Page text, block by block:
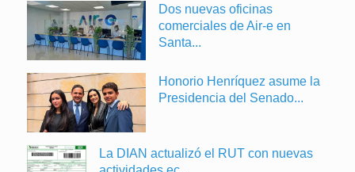
Dos nuevas oficinas
comerciales de Air-e en
Santa...
Honorio Henríquez asume la
Presidencia del Senado...
La DIAN actualizó el RUT con nuevas